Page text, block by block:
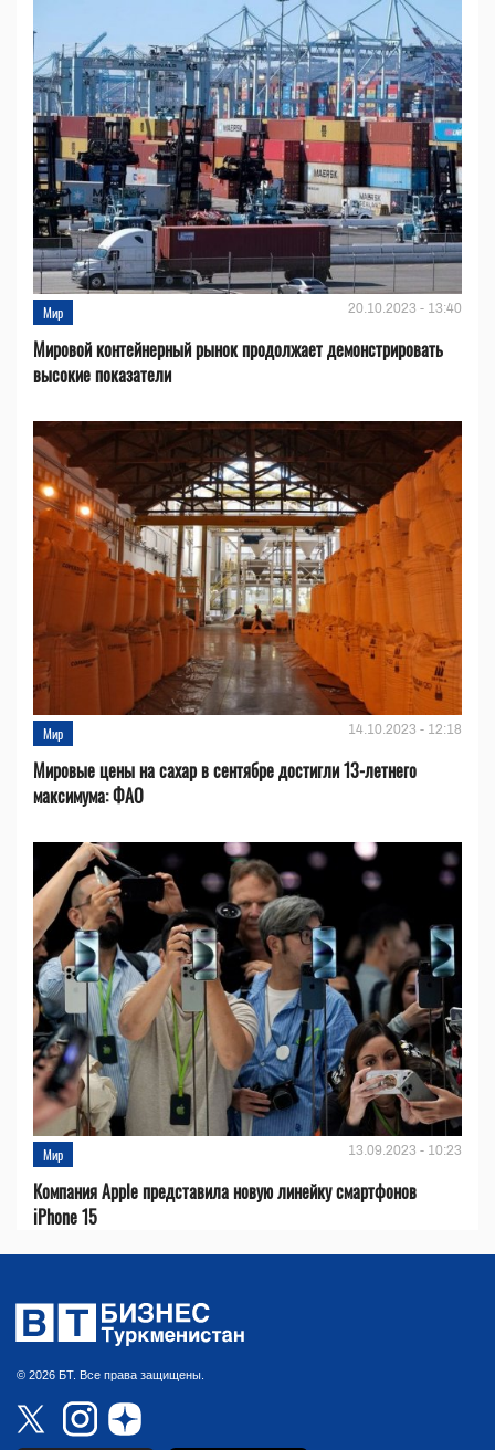
Мир 20.10.2023 - 13:40
Мировой контейнерный рынок продолжает демонстрировать
высокие показатели
Мир 14.10.2023 - 12:18
Мировые цены на сахар в сентябре достигли 13-летнего
максимума: ФАО
Мир 13.09.2023 - 10:23
Компания Apple представила новую линейку смартфонов
iPhone 15
© 2026 БТ. Все права защищены.